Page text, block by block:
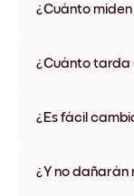
¿Cuánto
varios materiales
¿Cuánto tarda
disponibles en
¿Es fácil
ningún daño
¿Y no dañarán